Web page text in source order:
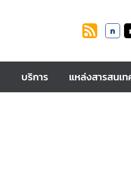
ก
บริการ แหล่งสารสนเ